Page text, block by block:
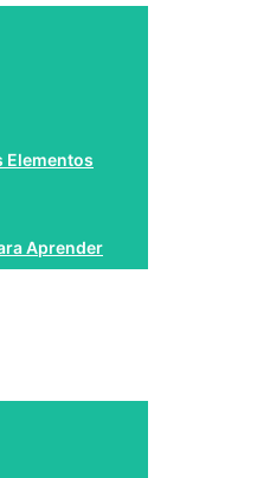
Elementos
Aprender